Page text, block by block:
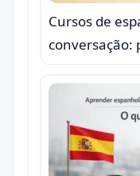
Cursos de
conversação: